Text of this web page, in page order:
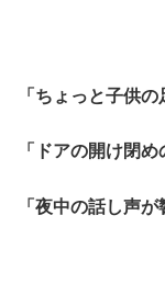
「ちょっと子供
「ドアの開け閉め
「夜中の話し声